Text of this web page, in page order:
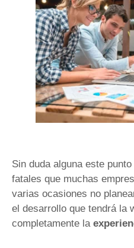
Sin duda alguna este
fatales que muchas
varias ocasiones no
el desarrollo que tendrá la
completamente la